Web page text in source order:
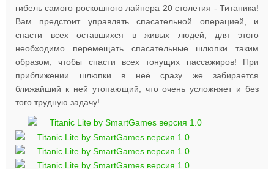
гибель самого роскошного лайнера 20 столетия - Титаника!
Вам предстоит управлять спасательной операцией, и
спасти всех оставшихся в живых людей, для этого
необходимо перемещать спасательные шлюпки таким
образом, чтобы спасти всех тонущих пассажиров! При
приближении шлюпки в неё сразу же забирается
ближайший к ней утопающий, что очень усложняет и без
того трудную задачу!